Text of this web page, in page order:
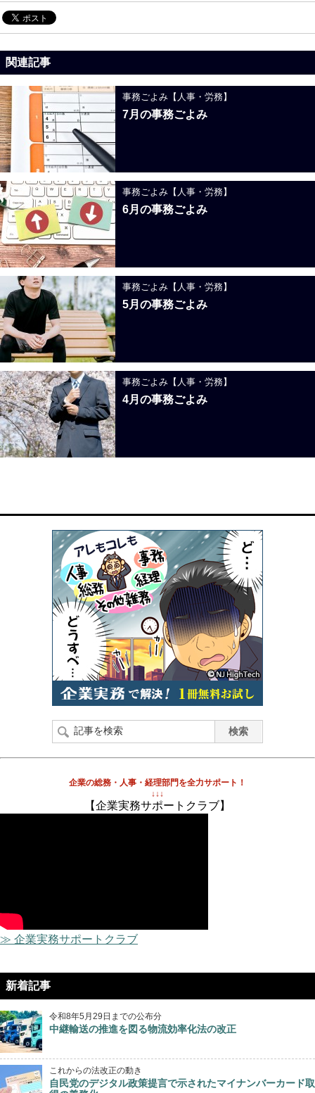
関連記事
事務ごよみ【人事・労務】
7月の事務ごよみ
事務ごよみ【人事・労務】
6月の事務ごよみ
事務ごよみ【人事・労務】
5月の事務ごよみ
事務ごよみ【人事・労務】
4月の事務ごよみ
企業の総務・人事・経理部門を全力サポート！
↓↓↓
【企業実務サポートクラブ】
≫ 企業実務サポートクラブ
新着記事
令和8年5月29日までの公布分
中継輸送の推進を図る物流効率化法の改正
これからの法改正の動き
自民党のデジタル政策提言で示されたマイナンバーカード取